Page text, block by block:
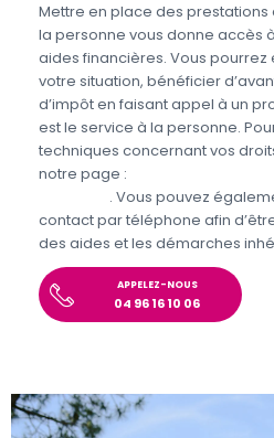
Mettre en place des prestations
la personne vous donne accès
aides financières. Vous pourrez
votre situation, bénéficier
d’impôt en faisant appel à un
est le service à la personne.
techniques concernant vos
notre page :
. Vous pouvez
contact par téléphone afin
des aides et les démarches
APPELEZ-NOUS
04 96 16 10 06